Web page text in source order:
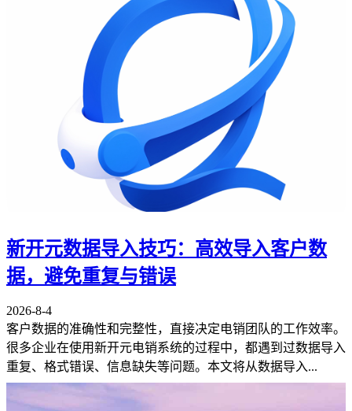
新开元数据导入技巧：高效导入客户数
据，避免重复与错误
2026-8-4
客户数据的准确性和完整性，直接决定电销团队的工作效率。
很多企业在使用新开元电销系统的过程中，都遇到过数据导入
重复、格式错误、信息缺失等问题。本文将从数据导入...